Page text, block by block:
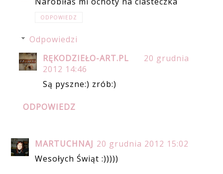
ODPOWIEDZ
Odpowiedzi
RĘKODZIEŁO-ART.PL
20 grudnia
2012 14:46
Są pyszne:) zrób:)
ODPOWIEDZ
MARTUCHNAJ 20 grudnia 2012 15:02
Wesołych Świąt :)))))